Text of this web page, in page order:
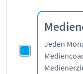
Jeden